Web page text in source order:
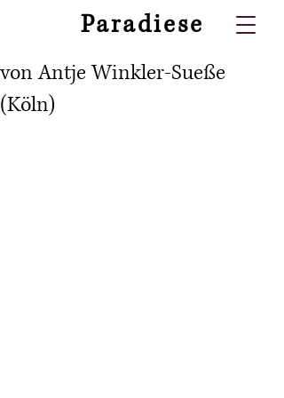
Paradiese
von Antje Winkler-Sueße
(Köln)